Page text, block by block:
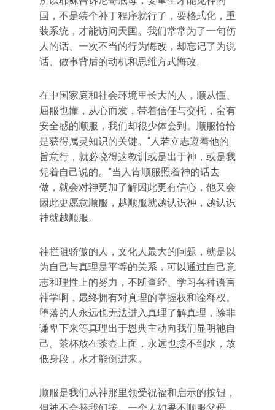
国，不是装个补丁程序就行了，要格式化，重
装系统，才能访问天国。我们常常为了一句伤
人的话、一次不当的行为悔改，却忘记了为说
话、做事背后的动机和思维方式悔改。
在中国家庭和社会环境里长大的人，顺从懂、
屈服也懂，从心而发，带着信任与交托，蛮有
安全感的顺服，我们却很少体会到。顺服恰恰
是获得属灵知识的关键。“人若立志遵着他的
旨意行，就必晓得这教训或是出于神，或是我
凭着自己说的。”当人肯顺服照着神的话去
做，就会对神更加了解因此更有信心，他又会
因此更愿意顺服，越顺服就越认识神，越认识
神就越顺服。
神拦阻骄傲的人，文化人最大的问题，就是以
为自己与真理是平等的关系，可以通过自己意
志和理性上的努力，不断查经、学习各种语言
神学啊，最终拥有对真理的掌握权和诠释权。
堕落的人永远也无法进入真理了解真理，除非
谦卑下来等真理出于恩典主动向我们显明祂自
己。茶杯放在茶壶上面，永远也接不到水，放
低身段，水才能倒进来。
顺服是我们从神那里领受祝福和启示的按钮，